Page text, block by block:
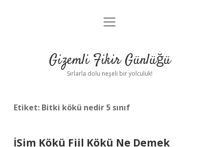
Anasayfa
Yasal Uyarı
menüyü
Gizemli Fikir Günlüğü
Sırlarla dolu neşeli bir yolculuk!
Etiket: Bitki kökü nedir 5 sınıf
İSim Kökü Fiil Kökü Ne Demek